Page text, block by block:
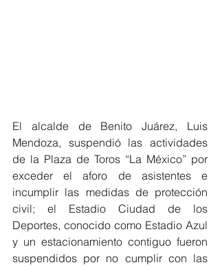
El alcalde de Benito Juárez, Luis
Mendoza, suspendió las actividades
de la Plaza de Toros “La México” por
exceder el aforo de asistentes e
incumplir las medidas de protección
civil; el Estadio Ciudad de los
Deportes, conocido como Estadio Azul
y un estacionamiento contiguo fueron
suspendidos por no cumplir con las